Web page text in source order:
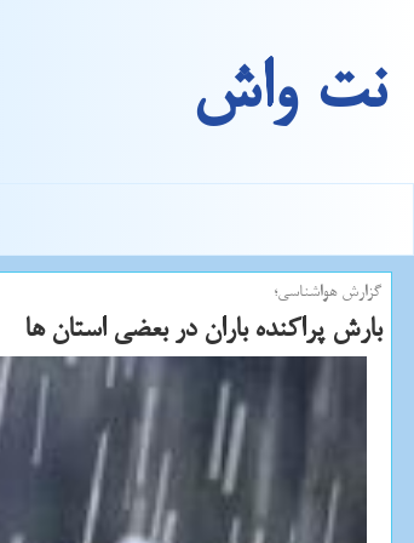
نت واش
گزارش هواشناسی؛
بارش پراكنده باران در بعضی استان ها